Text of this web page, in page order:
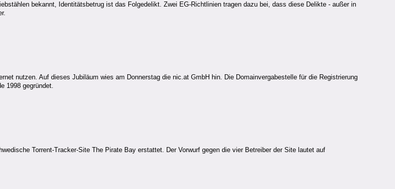
bekannt, Identitätsbetrug ist das Folgedelikt. Zwei EG-Richtlinien tragen dazu bei, dass diese Delikte - außer in
nutzen. Auf dieses Jubiläum wies am Donnerstag die nic.at GmbH hin. Die Domainvergabestelle für die Registrierung
1998 gegründet.
Torrent-Tracker-Site The Pirate Bay erstattet. Der Vorwurf gegen die vier Betreiber der Site lautet auf